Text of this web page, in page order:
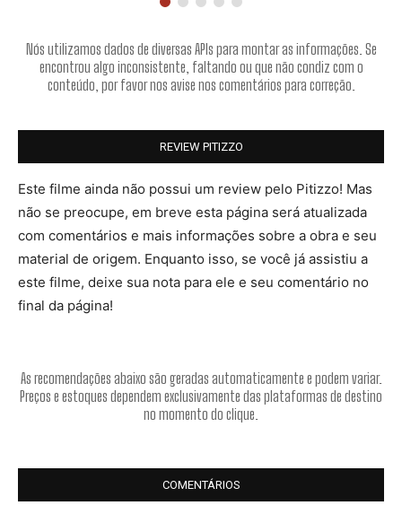
Nós utilizamos dados de diversas APIs para montar as informações. Se
encontrou algo inconsistente, faltando ou que não condiz com o
conteúdo, por favor nos avise nos comentários para correção.
REVIEW PITIZZO
Este filme ainda não possui um review pelo Pitizzo! Mas
não se preocupe, em breve esta página será atualizada
com comentários e mais informações sobre a obra e seu
material de origem. Enquanto isso, se você já assistiu a
este filme, deixe sua nota para ele e seu comentário no
final da página!
As recomendações abaixo são geradas automaticamente e podem variar.
Preços e estoques dependem exclusivamente das plataformas de destino
no momento do clique.
COMENTÁRIOS